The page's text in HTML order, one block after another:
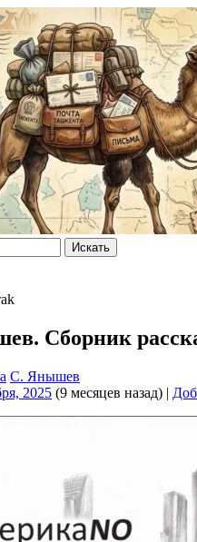
Искать
Сборник
С. Янышев
2025 (9 месяцев назад) |